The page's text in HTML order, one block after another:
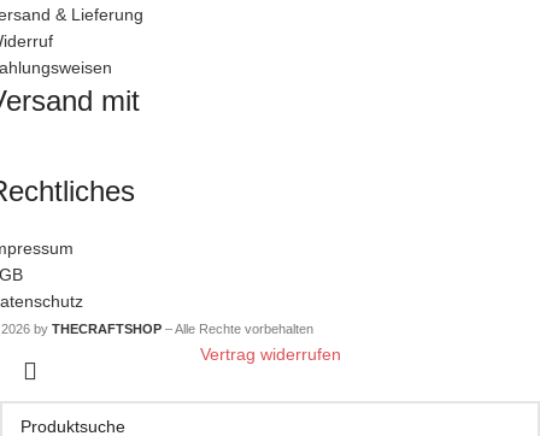
& Lieferung
mit
by THECRAFTSHOP – Alle Rechte vorbehalten
Vertrag widerrufen